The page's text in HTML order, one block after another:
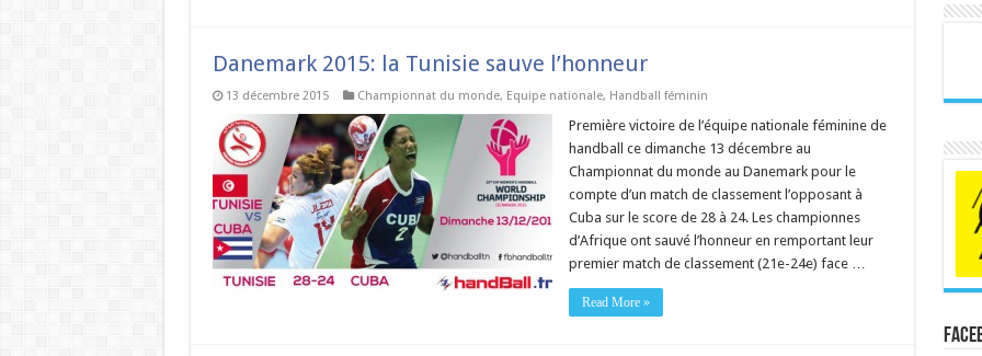
Danemark 2015: la Tunisie sauve l’honneur
13 décembre 2015 Championnat du monde, Equipe nationale, Handball féminin
Première victoire de l’équipe nationale féminine de
handball ce dimanche 13 décembre au
Championnat du monde au Danemark pour le
compte d’un match de classement l’opposant à
Cuba sur le score de 28 à 24. Les championnes
d’Afrique ont sauvé l’honneur en remportant leur
premier match de classement (21e-24e) face …
Read More »